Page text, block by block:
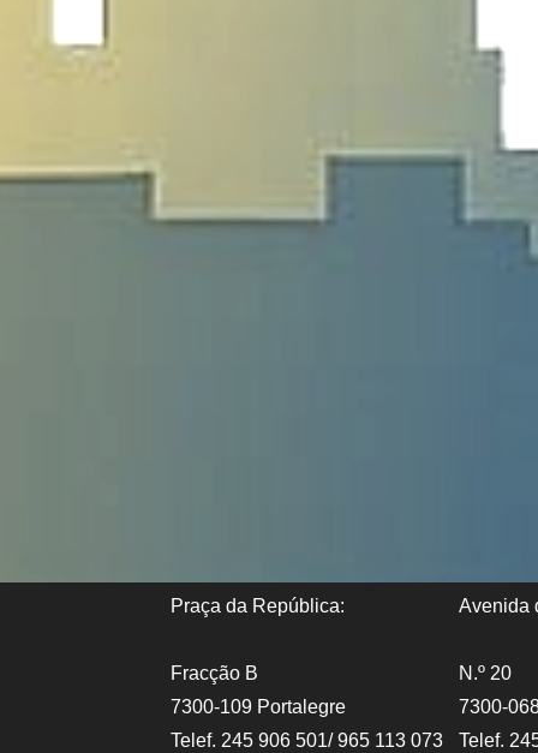
Praça da República: Avenida
Fracção B
7300-109 Portalegre
Telef. 245 906 501/ 965 113 073
N.º 20
7300-
Telef.